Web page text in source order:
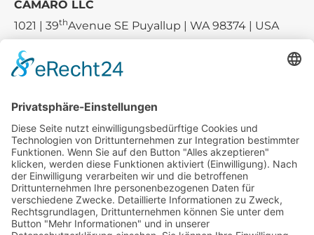
CAMARO LLC
1021 | 39thAvenue SE Puyallup | WA 98374 | USA
Tel.:+1 253-867-57 35
Unternehmen
Service
Media